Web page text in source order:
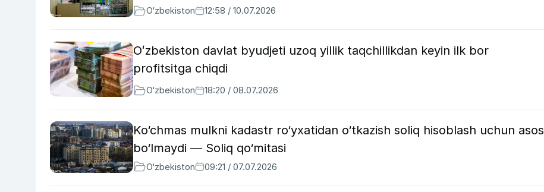
O‘zbekiston 12:58 / 10.07.2026
Oʻzbekiston davlat byudjeti uzoq yillik taqchillikdan keyin ilk bor
profitsitga chiqdi
O‘zbekiston 18:20 / 08.07.2026
Ko‘chmas mulkni kadastr ro‘yxatidan o‘tkazish soliq hisoblash uchun asos
bo‘lmaydi — Soliq qo‘mitasi
O‘zbekiston 09:21 / 07.07.2026